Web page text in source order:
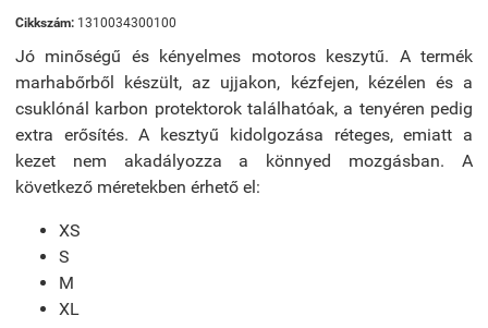
Cikkszám: 1310034300100
Jó minőségű és kényelmes motoros keszytű. A termék
marhabőrből készült, az ujjakon, kézfejen, kézélen és a
csuklónál karbon protektorok találhatóak, a tenyéren pedig
extra erősítés. A kesztyű kidolgozása réteges, emiatt a
kezet nem akadályozza a könnyed mozgásban. A
következő méretekben érhető el:
XS
S
M
XL